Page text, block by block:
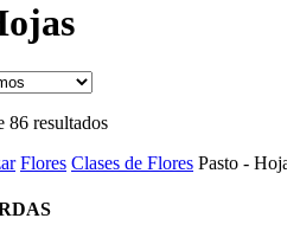
86 resultadosOrdenado
los
Flores Clases de Flores Pasto -